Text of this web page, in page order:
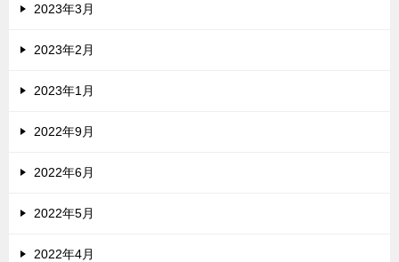
2023年3月
2023年2月
2023年1月
2022年9月
2022年6月
2022年5月
2022年4月